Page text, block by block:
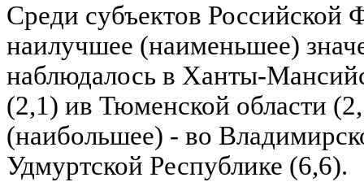
Среди субъектов Российской
наилучшее (наименьшее)
наблюдалось в Ханты-
(2,1) ив Тюменской области
(наибольшее) - во
Удмуртской Республике (6,6).